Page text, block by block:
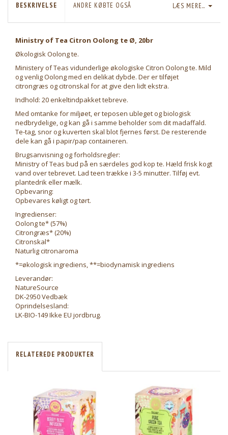
LÆS MERE...
BESKRIVELSE ANDRE KØBTE OGSÅ
Ministry of Tea Citron Oolong te Ø, 20br
Økologisk Oolong te.
Ministery of Teas vidunderlige økologiske Citron Oolong te. Mild
og venlig Oolong med en delikat dybde. Der er tilføjet
citrongræs og citronskal for at give den lidt ekstra.
Indhold: 20 enkeltindpakket tebreve.
Med omtanke for miljøet, er teposen ubleget og biologisk
nedbrydelige, og kan gå i samme beholder som dit madaffald.
Te-tag, snor og kuverten skal blot fjernes først. De resterende
dele kan gå i papir/pap containeren.
Brugsanvisning og forholdsregler:
Ministry of Teas bud på en særdeles god kop te. Hæld frisk kogt
vand over tebrevet. Lad teen trække i 3-5 minutter. Tilføj evt.
plantedrik eller mælk.
Opbevaring:
Opbevares køligt og tørt.
Ingredienser:
Oolong te* (57%)
Citrongræs* (20%)
Citronskal*
Naturlig citronaroma
*=økologisk ingrediens, **=biodynamisk ingrediens
Leverandør:
NatureSource
DK-2950 Vedbæk
Oprindelsesland:
LK-BIO-149 Ikke EU jordbrug.
RELATEREDE PRODUKTER